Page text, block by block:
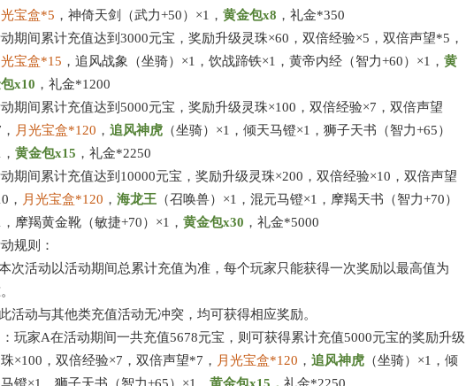
宝盒*5 ，神倚天剑（武力+50）×1， 黄金包x8 ， 礼金*350
期间累计充值达到 3000元宝，奖励升级灵珠×60，双倍经验×5，双倍声望*5，
宝盒*15 ， 追风战象 （坐骑） ×1 ，饮战蹄铁×1，黄帝内经（智力+60）×1， 黄
x10 ， 礼金*1200
期间累计充值达到 5000元宝，奖励升级灵珠×100，双倍经验×7，双倍声望
月光宝盒*1 20 ， 追风神虎（坐骑） ×1，倾天马镫×1，狮子天书（智力+65）
黄金包x15 ， 礼金*2250
期间累计充值达到 10000元宝，奖励升级灵珠×200，双倍经验×10，双倍声望
， 月光宝盒*1 20 ， 海龙王（召唤兽） ×1，混元马镫×1，摩羯天书（智力+70）
摩羯黄金靴（敏捷+70）×1， 黄金包x30 ， 礼金*5000
规则：
次活动以活动期间总累计充值为准，每个玩家只能获得一次奖励以最高值为
活动与其他类充值活动无冲突，均可获得相应奖励。
玩家A在活动期间一共充值5678元宝，则可获得累计充值5000元宝的奖励升级
×100，双倍经验×7，双倍声望*7， 月光宝盒*1 20 ， 追风神虎（坐骑） ×1，倾